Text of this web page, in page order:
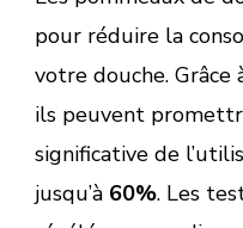
pour réduire la
votre douche. Grâce
ils peuvent
significative de
jusqu’à 60%. Les